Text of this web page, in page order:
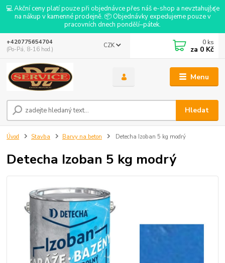
💻 Akční ceny platí pouze při objednávce přes náš e-shop a nevztahují se
na nákup v kamenné prodejně. 📦 Objednávky expedujeme pouze v
pracovních dnech pondělí–pátek.
Menu
CZK
Hledat
+420775654704
(Po-Pá, 8-16 hod.)
0 ks
za 0 Kč
Úvod Stavba Barvy na beton Detecha Izoban 5 kg modrý
Detecha Izoban 5 kg modrý